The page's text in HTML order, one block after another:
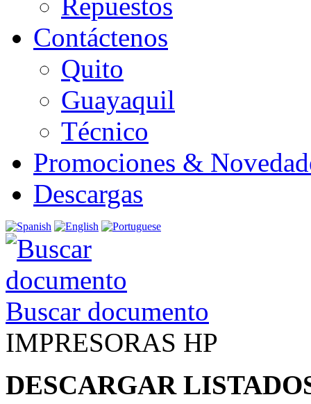
Contáctenos
Quito
Guayaquil
Técnico
Promociones &
Descargas
Buscar documento
IMPRESORAS HP
DESCARGAR